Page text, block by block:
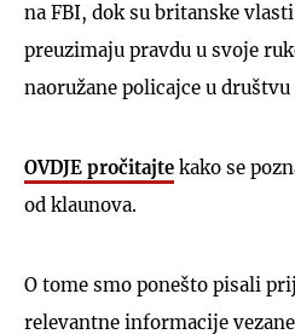
na FBI, dok su britanske
preuzimaju pravdu u svoje
naoružane policajce u
OVDJE pročitajte kako se
od klaunova.
O tome smo ponešto pisali
relevantne informacije